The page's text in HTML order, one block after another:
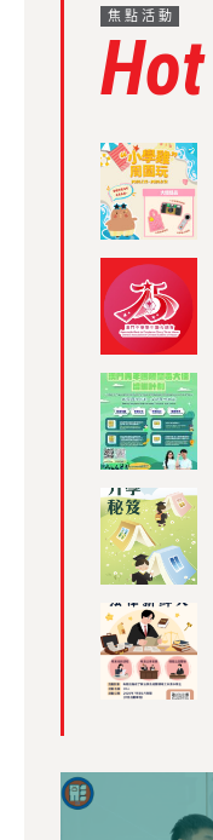
焦點活動
Hot